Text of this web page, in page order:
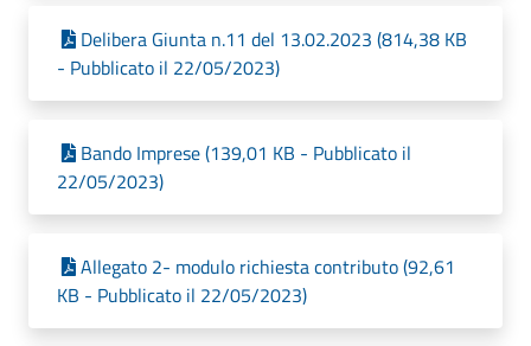
Delibera Giunta n.11 del 13.02.2023 (814,38 KB
- Pubblicato il 22/05/2023)
Bando Imprese (139,01 KB - Pubblicato il
22/05/2023)
Allegato 2- modulo richiesta contributo (92,61
KB - Pubblicato il 22/05/2023)